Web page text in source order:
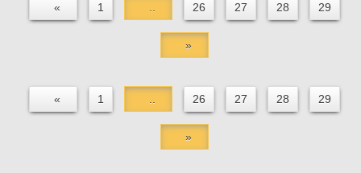
« 1 .. 26 27 28 29
»
« 1 .. 26 27 28 29
»